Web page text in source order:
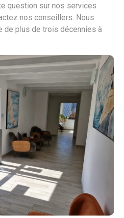
question sur nos services
nos conseillers. Nous
de plus de trois décennies à